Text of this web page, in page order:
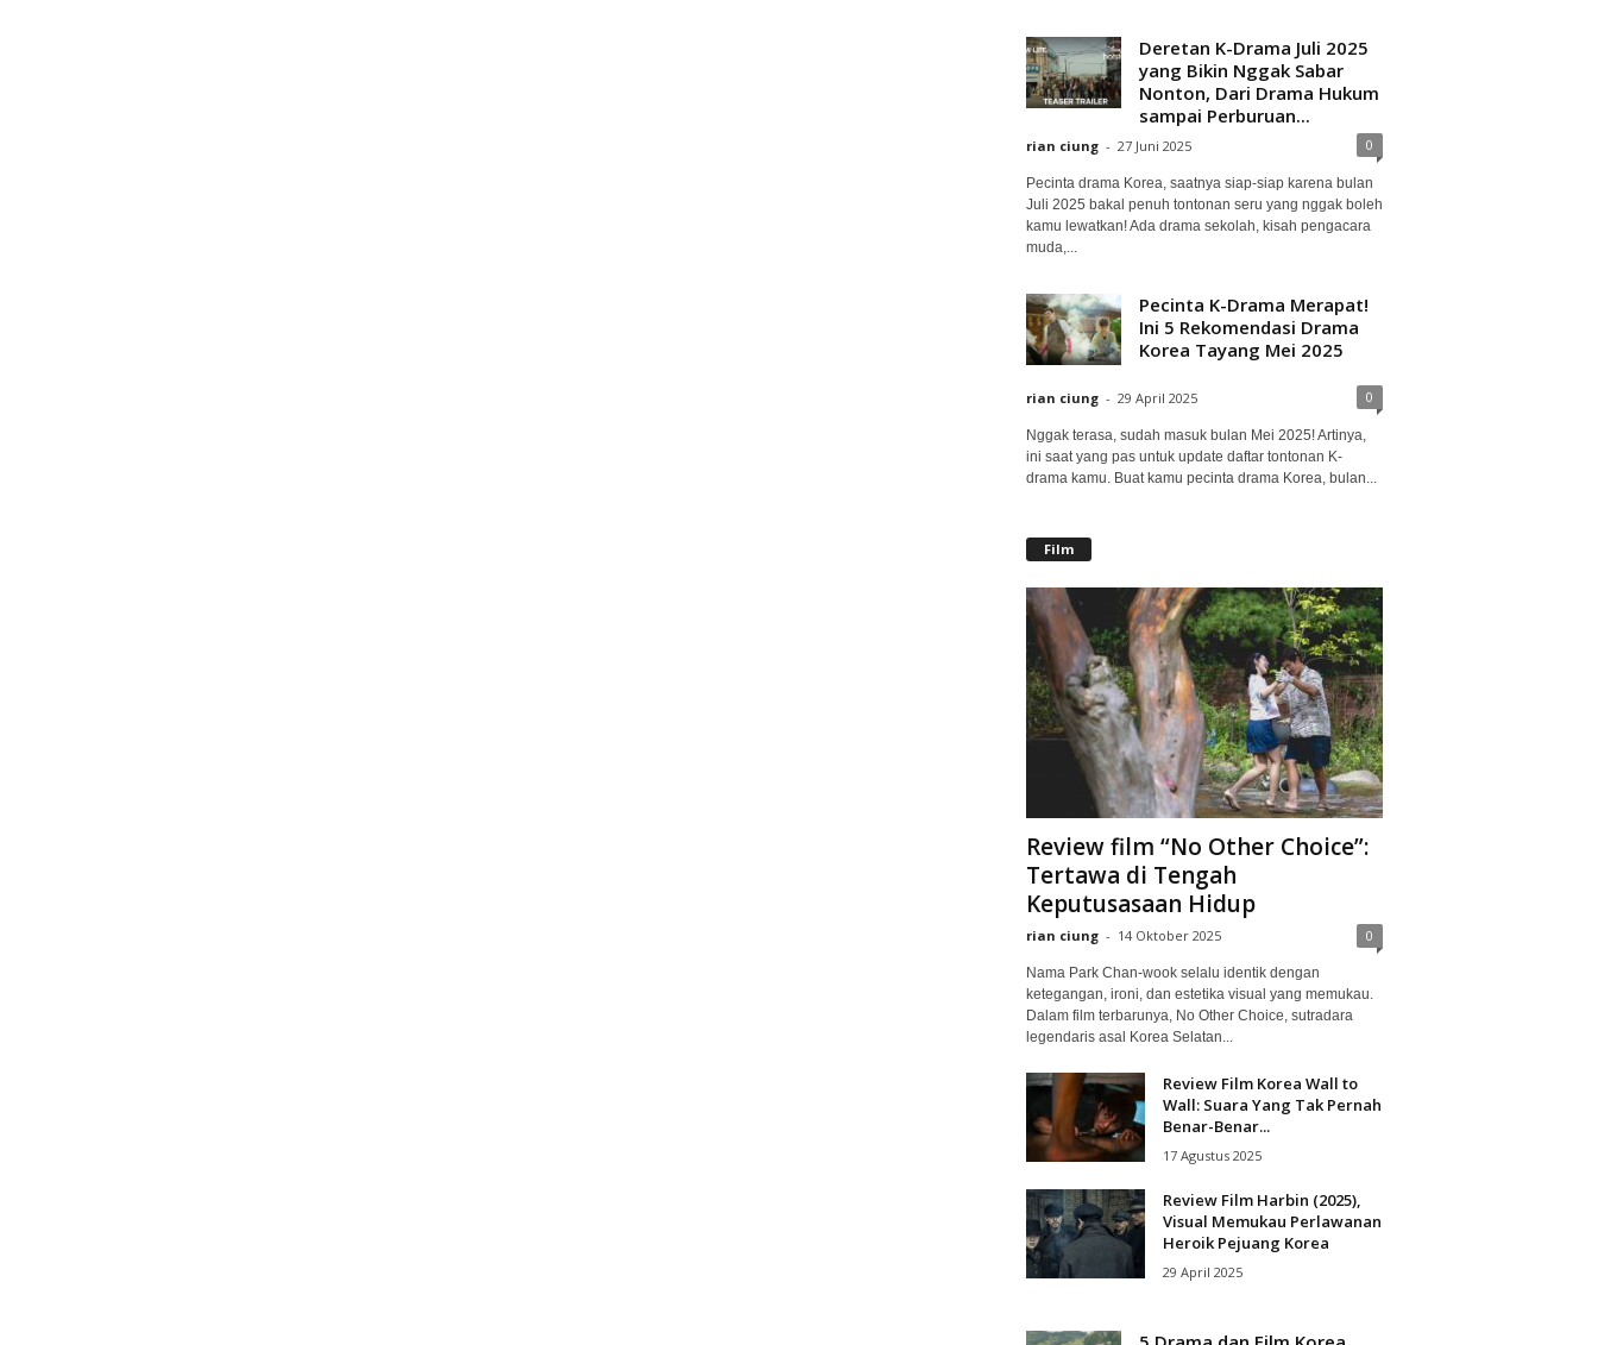
Deretan K-Drama Juli 2025
yang Bikin Nggak Sabar
Nonton, Dari Drama Hukum
sampai Perburuan...
rian ciung - 27 Juni 2025 0
Pecinta drama Korea, saatnya siap-siap karena bulan
Juli 2025 bakal penuh tontonan seru yang nggak boleh
kamu lewatkan! Ada drama sekolah, kisah pengacara
muda,...
Pecinta K-Drama Merapat!
Ini 5 Rekomendasi Drama
Korea Tayang Mei 2025
rian ciung - 29 April 2025 0
Nggak terasa, sudah masuk bulan Mei 2025! Artinya,
ini saat yang pas untuk update daftar tontonan K-
drama kamu. Buat kamu pecinta drama Korea, bulan...
Film
Review film “No Other Choice”:
Tertawa di Tengah
Keputusasaan Hidup
rian ciung - 14 Oktober 2025 0
Nama Park Chan-wook selalu identik dengan
ketegangan, ironi, dan estetika visual yang memukau.
Dalam film terbarunya, No Other Choice, sutradara
legendaris asal Korea Selatan...
Review Film Korea Wall to
Wall: Suara Yang Tak Pernah
Benar-Benar...
17 Agustus 2025
Review Film Harbin (2025),
Visual Memukau Perlawanan
Heroik Pejuang Korea
29 April 2025